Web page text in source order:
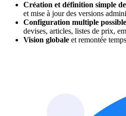
Création et définition simple
et mise à jour des versions
Configuration multiple possible
devises, articles, listes de prix,
Vision globale et remontée